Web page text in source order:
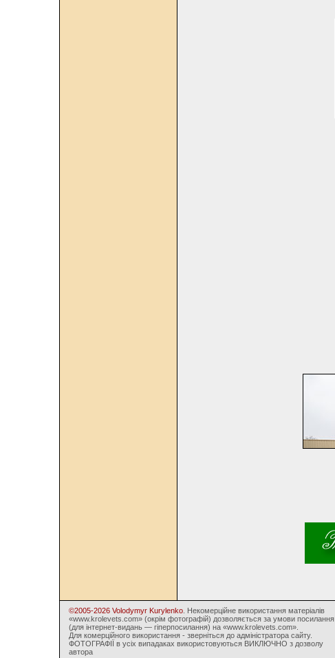
©2005-2026 Volodymyr Kurylenko . Некомерційне використання матеріалів
«www.krolevets.com» (окрім фотографій) дозволяється за умови посилання
(для інтернет-видань — гіперпосилання) на «www.krolevets.com».
Для комерційного використання - зверніться до адміністратора сайту.
ФОТОГРАФІЇ в усіх випадаках використовуються ВИКЛЮЧНО з дозволу
автора